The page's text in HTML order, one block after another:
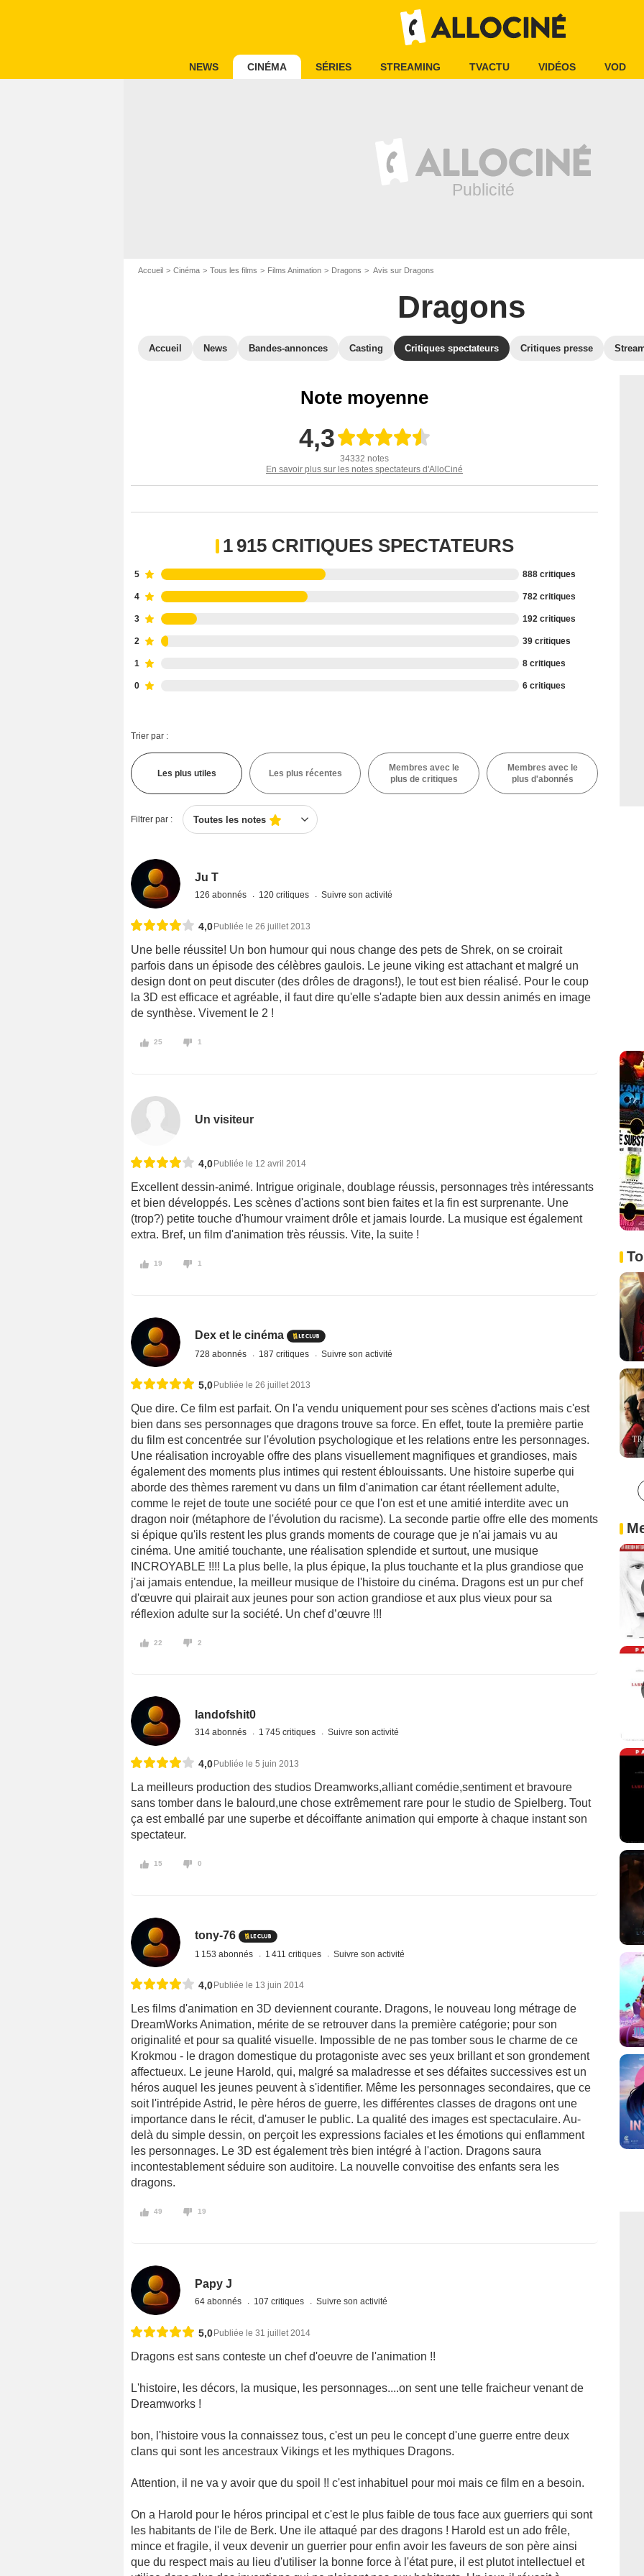
NEWS CINÉMA SÉRIES STREAMING TVACTU VIDÉOS VOD
Accueil Cinéma Tous les films Films Animation Dragons Avis sur Dragons
Dragons
Accueil News Bandes-annonces Casting Critiques spectateurs Critiques presse
Note moyenne
4,3
34332 notes
En savoir plus sur les notes spectateurs d'AlloCiné
1 915 CRITIQUES SPECTATEURS
5 888 critiques
4 782 critiques
3 192 critiques
2 39 critiques
1 8 critiques
0 6 critiques
Trier par :
Les plus utiles Les plus récentes
Membres avec le
plus de critiques
Membres avec le
plus d'abonnés
Filtrer par : Toutes les notes
Ju T
126 abonnés 120 critiques Suivre son activité
4,0 Publiée le 26 juillet 2013
Une belle réussite! Un bon humour qui nous change des pets de Shrek, on se croirait
parfois dans un épisode des célèbres gaulois. Le jeune viking est attachant et malgré un
design dont on peut discuter (des drôles de dragons!), le tout est bien réalisé. Pour le coup
la 3D est efficace et agréable, il faut dire qu'elle s'adapte bien aux dessin animés en image
de synthèse. Vivement le 2 !
25 1
Un visiteur
4,0Publiée le 12 avril 2014
Excellent dessin-animé. Intrigue originale, doublage réussis, personnages très intéressants
et bien développés. Les scènes d'actions sont bien faites et la fin est surprenante. Une
(trop?) petite touche d'humour vraiment drôle et jamais lourde. La musique est également
extra. Bref, un film d'animation très réussis. Vite, la suite !
19 1
Dex et le cinéma
728 abonnés 187 critiques Suivre son activité
5,0Publiée le 26 juillet 2013
Que dire. Ce film est parfait. On l'a vendu uniquement pour ses scènes d'actions mais c'est
bien dans ses personnages que dragons trouve sa force. En effet, toute la première partie
du film est concentrée sur l'évolution psychologique et les relations entre les personnages.
Une réalisation incroyable offre des plans visuellement magnifiques et grandioses, mais
également des moments plus intimes qui restent éblouissants. Une histoire superbe qui
aborde des thèmes rarement vu dans un film d'animation car étant réellement adulte,
comme le rejet de toute une société pour ce que l'on est et une amitié interdite avec un
dragon noir (métaphore de l'évolution du racisme). La seconde partie offre elle des moments
si épique qu'ils restent les plus grands moments de courage que je n'ai jamais vu au
cinéma. Une amitié touchante, une réalisation splendide et surtout, une musique
INCROYABLE !!!! La plus belle, la plus épique, la plus touchante et la plus grandiose que
j'ai jamais entendue, la meilleur musique de l'histoire du cinéma. Dragons est un pur chef
d'œuvre qui plairait aux jeunes pour son action grandiose et aux plus vieux pour sa
réflexion adulte sur la société. Un chef d’œuvre !!!
22 2
landofshit0
314 abonnés 1 745 critiques Suivre son activité
4,0 Publiée le 5 juin 2013
La meilleurs production des studios Dreamworks,alliant comédie,sentiment et bravoure
sans tomber dans le balourd,une chose extrêmement rare pour le studio de Spielberg. Tout
ça est emballé par une superbe et décoiffante animation qui emporte à chaque instant son
spectateur.
15 0
tony-76
1 153 abonnés 1 411 critiques Suivre son activité
4,0 Publiée le 13 juin 2014
Les films d'animation en 3D deviennent courante. Dragons, le nouveau long métrage de
DreamWorks Animation, mérite de se retrouver dans la première catégorie; pour son
originalité et pour sa qualité visuelle. Impossible de ne pas tomber sous le charme de ce
Krokmou - le dragon domestique du protagoniste avec ses yeux brillant et son grondement
affectueux. Le jeune Harold, qui, malgré sa maladresse et ses défaites successives est un
héros auquel les jeunes peuvent à s'identifier. Même les personnages secondaires, que ce
soit l'intrépide Astrid, le père héros de guerre, les différentes classes de dragons ont une
importance dans le récit, d'amuser le public. La qualité des images est spectaculaire. Au-
delà du simple dessin, on perçoit les expressions faciales et les émotions qui enflamment
les personnages. Le 3D est également très bien intégré à l'action. Dragons saura
incontestablement séduire son auditoire. La nouvelle convoitise des enfants sera les
dragons.
49 19
Papy J
64 abonnés 107 critiques Suivre son activité
5,0 Publiée le 31 juillet 2014
Dragons est sans conteste un chef d'oeuvre de l'animation !!
L'histoire, les décors, la musique, les personnages....on sent une telle fraicheur venant de
Dreamworks !
bon, l'histoire vous la connaissez tous, c'est un peu le concept d'une guerre entre deux
clans qui sont les ancestraux Vikings et les mythiques Dragons.
Attention, il ne va y avoir que du spoil !! c'est inhabituel pour moi mais ce film en a besoin.
On a Harold pour le héros principal et c'est le plus faible de tous face aux guerriers qui sont
les habitants de l'ile de Berk. Une ile attaqué par des dragons ! Harold est un ado frêle,
mince et fragile, il veux devenir un guerrier pour enfin avoir les faveurs de son père ainsi
que du respect mais au lieu d'utiliser la bonne force à l'état pure, il est plutot intellectuel et